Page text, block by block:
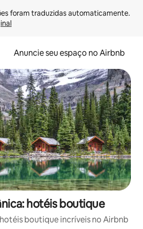
Anuncie seu espaço no Airbnb
hotéis boutique
boutique incríveis no Airbnb